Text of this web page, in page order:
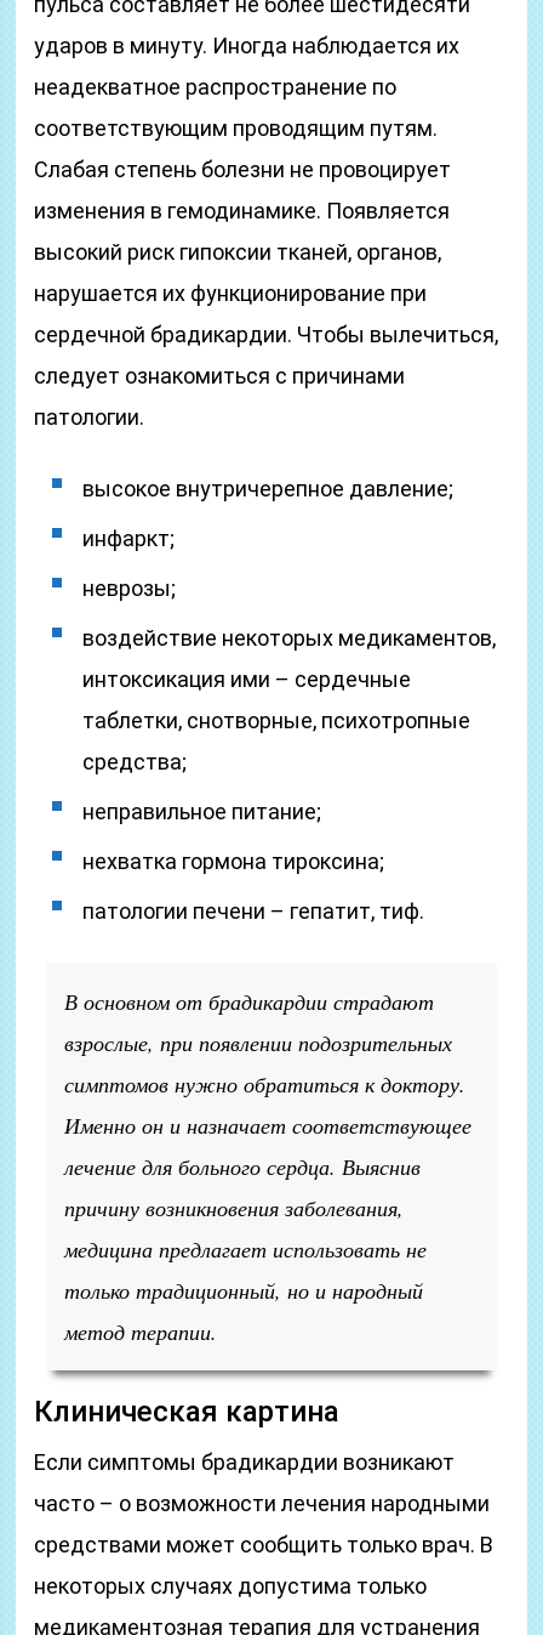
ударов в минуту. Иногда наблюдается их
неадекватное распространение по
соответствующим проводящим путям.
Слабая степень болезни не провоцирует
изменения в гемодинамике. Появляется
высокий риск гипоксии тканей, органов,
нарушается их функционирование при
сердечной брадикардии. Чтобы вылечиться,
следует ознакомиться с причинами
патологии.
высокое внутричерепное давление;
инфаркт;
неврозы;
воздействие некоторых медикаментов,
интоксикация ими – сердечные
таблетки, снотворные, психотропные
средства;
неправильное питание;
нехватка гормона тироксина;
патологии печени – гепатит, тиф.
В основном от брадикардии страдают
взрослые, при появлении подозрительных
симптомов нужно обратиться к доктору.
Именно он и назначает соответствующее
лечение для больного сердца. Выяснив
причину возникновения заболевания,
медицина предлагает использовать не
только традиционный, но и народный
метод терапии.
Клиническая картина
Если симптомы брадикардии возникают
часто – о возможности лечения народными
средствами может сообщить только врач. В
некоторых случаях допустима только
медикаментозная терапия для устранения